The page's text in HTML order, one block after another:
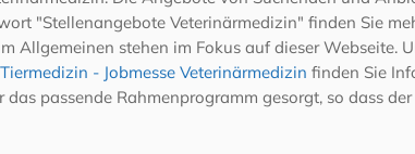
"Stellenangebote Veterinärmedizin" finden Sie
Allgemeinen stehen im Fokus auf dieser
- Jobmesse Veterinärmedizin finden Sie
passende Rahmenprogramm gesorgt, so dass